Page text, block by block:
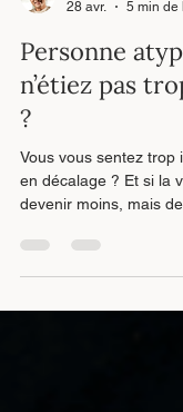
28 avr.
5 min
Personne
n’étiez pas
?
Vous vous sentez trop
devenir moins, mais